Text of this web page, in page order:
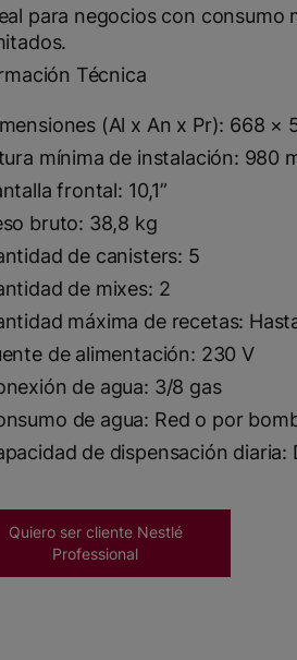
para negocios con consumo
Técnica
(Al x An x Pr): 668 ×
mínima de instalación: 980
frontal: 10,1”
bruto: 38,8 kg
de canisters: 5
de mixes: 2
máxima de recetas:
de alimentación: 230 V
de agua: 3/8 gas
de agua: Red o por
de dispensación diaria:
Quiero ser cliente Nestlé
Professional